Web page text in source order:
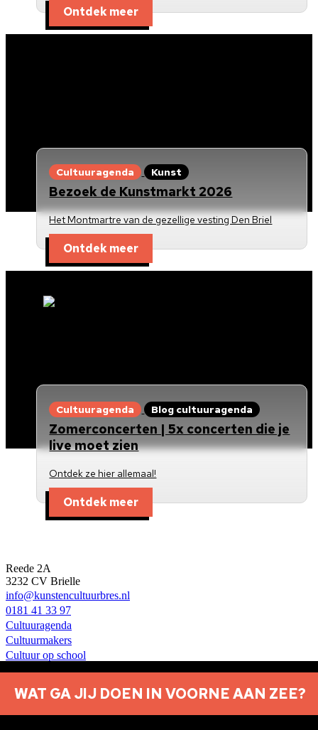
Ontdek meer
Cultuuragenda Kunst
Bezoek de Kunstmarkt 2026
Het Montmartre van de gezellige vesting Den Briel
Ontdek meer
Cultuuragenda Blog cultuuragenda
Zomerconcerten | 5x concerten die je
live moet zien
Ontdek ze hier allemaal!
Ontdek meer
Reede 2A
3232 CV Brielle
info@kunstencultuurbres.nl
0181 41 33 97
Cultuuragenda
Cultuurmakers
Cultuur op school
Over ons
Nieuwsbrief aanmelden
Privacyverklaring
WAT GA JIJ DOEN IN VOORNE AAN ZEE?